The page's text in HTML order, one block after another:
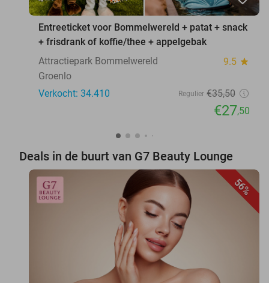
Entreeticket voor Bommelwereld + patat + snack
+ frisdrank of koffie/thee + appelgebak
Attractiepark Bommelwereld
9.5 star
Groenlo
Verkocht: 34.410
Regulier €35,50
€27,50
Deals in de buurt van G7 Beauty Lounge
56%